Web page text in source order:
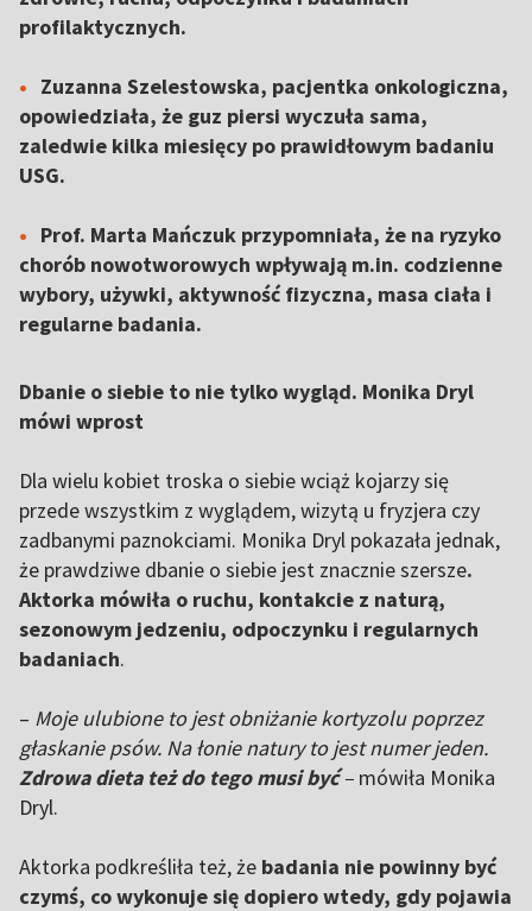
profilaktycznych.
Zuzanna Szelestowska, pacjentka onkologiczna,
opowiedziała, że guz piersi wyczuła sama,
zaledwie kilka miesięcy po prawidłowym badaniu
USG.
Prof. Marta Mańczuk przypomniała, że na ryzyko
chorób nowotworowych wpływają m.in. codzienne
wybory, używki, aktywność fizyczna, masa ciała i
regularne badania.
Dbanie o siebie to nie tylko wygląd. Monika Dryl
mówi wprost
Dla wielu kobiet troska o siebie wciąż kojarzy się
przede wszystkim z wyglądem, wizytą u fryzjera czy
zadbanymi paznokciami. Monika Dryl pokazała jednak,
że prawdziwe dbanie o siebie jest znacznie szersze.
Aktorka mówiła o ruchu, kontakcie z naturą,
sezonowym jedzeniu, odpoczynku i regularnych
badaniach.
– Moje ulubione to jest obniżanie kortyzolu poprzez
głaskanie psów. Na łonie natury to jest numer jeden.
Zdrowa dieta też do tego musi być– mówiła Monika
Dryl.
Aktorka podkreśliła też, że badania nie powinny być
czymś, co wykonuje się dopiero wtedy, gdy pojawia